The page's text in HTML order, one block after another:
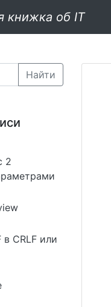
книжка об IT
Найти
2
в CRLF или